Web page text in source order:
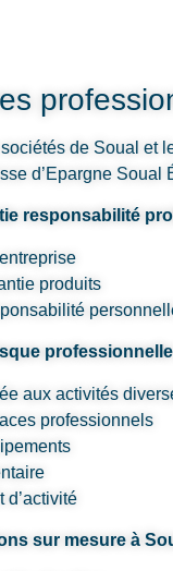
de Soual et
d’Epargne Soual
responsabilité
produits
professionnelle
aux activités
professionnels
d’activité
sur mesure à